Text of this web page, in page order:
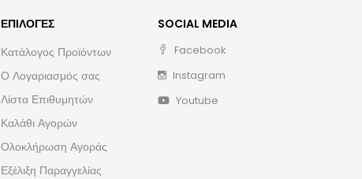
ΕΠΙΛΟΓΈΣ
Κατάλογος Προϊόντων
Ο Λογαριασμός σας
Λίστα Επιθυμητών
Καλάθι Αγορών
Ολοκλήρωση Αγοράς
Εξέλιξη Παραγγελίας
SOCIAL MEDIA
Facebook
Instagram
Youtube